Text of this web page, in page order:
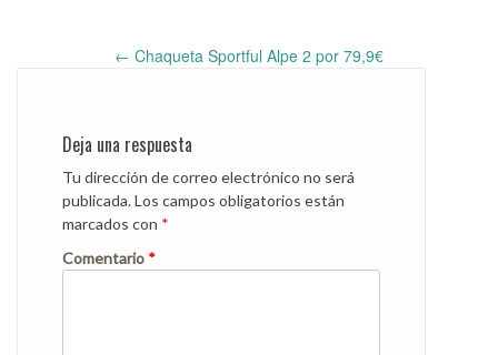
Post
← Chaqueta Sportful Alpe 2 por 79,9€
Deja una respuesta
Tu dirección de correo electrónico no será
publicada.Los campos obligatorios están
marcados con *
Comentario *